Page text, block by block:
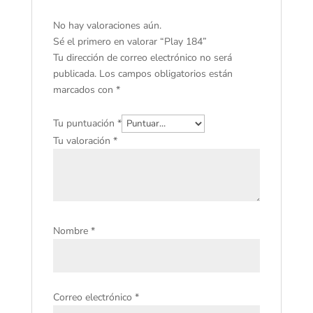
No hay valoraciones aún.
Sé el primero en valorar “Play 184”
Tu dirección de correo electrónico no será
publicada. Los campos obligatorios están
marcados con *
Tu puntuación *
Tu valoración *
Nombre *
Correo electrónico *